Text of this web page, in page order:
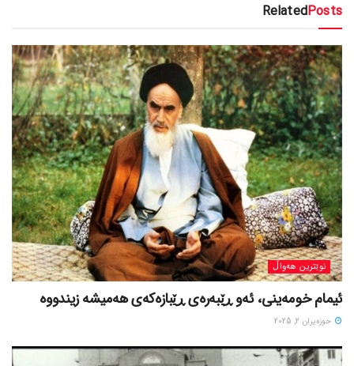
RelatedPosts
نوێترین هەواڵ
ئیمام خومەینی، ئەو ڕێبەرەی ڕێبازەکەی هەمیشە زیندووە
حوزه‌یران 2, 2025